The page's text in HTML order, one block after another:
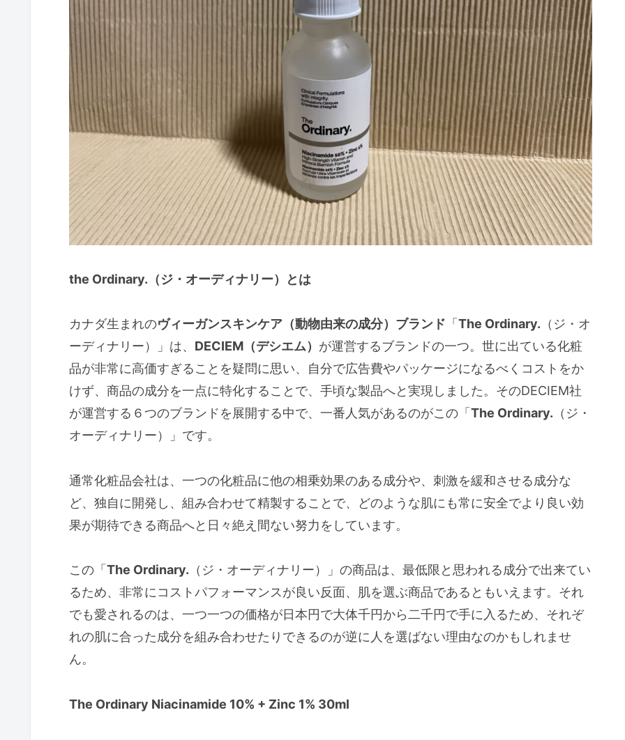
the Ordinary.（ジ・オーディナリー）とは
カナダ生まれのヴィーガンスキンケア（動物由来の成分）ブランド 「 The Ordinary. （ジ・オ
ーディナリー）」は、 DECIEM（デシエム） が運営するブランドの一つ。世に出ている化粧
品が非常に高価すぎることを疑問に思い、自分で広告費やパッケージになるべくコストをか
けず、商品の成分を一点に特化することで、手頃な製品へと実現しました。そのDECIEM社
が運営する６つのブランドを展開する中で、一番人気があるのがこの「 The Ordinary. （ジ・
オーディナリー）」です。
通常化粧品会社は、一つの化粧品に他の相乗効果のある成分や、刺激を緩和させる成分な
ど、独自に開発し、組み合わせて精製することで、どのような肌にも常に安全でより良い効
果が期待できる商品へと日々絶え間ない努力をしています。
この「 The Ordinary. （ジ・オーディナリー）」の商品は、最低限と思われる成分で出来てい
るため、非常にコストパフォーマンスが良い反面、肌を選ぶ商品であるともいえます。それ
でも愛されるのは、一つ一つの価格が日本円で大体千円から二千円で手に入るため、それぞ
れの肌に合った成分を組み合わせたりできるのが逆に人を選ばない理由なのかもしれませ
ん。
The Ordinary Niacinamide 10% + Zinc 1% 30ml